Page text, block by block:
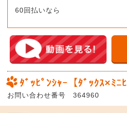
60回払いなら
ﾀﾞｯﾋﾟﾝｼｬｰ【ﾀﾞｯｸｽ×ﾐﾆﾋ
お問い合わせ番号 364960